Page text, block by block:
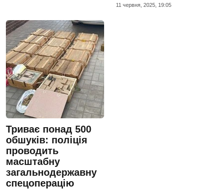
11 червня, 2025, 19:05
Триває понад 500
обшуків: поліція
проводить
масштабну
загальнодержавну
спецоперацію